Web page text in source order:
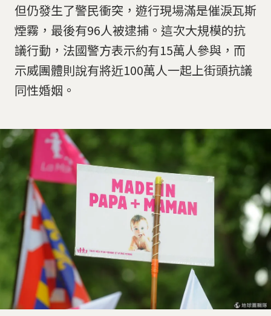
但仍發生了警民衝突，遊行現場滿是催淚瓦斯
煙霧，最後有96人被逮捕。這次大規模的抗
議行動，法國警方表示約有15萬人參與，而
示威團體則說有將近100萬人一起上街頭抗議
同性婚姻。